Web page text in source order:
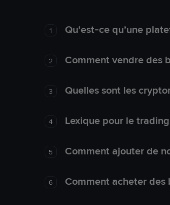
1 Qu’est-ce qu’une
2 Comment vendre des
3 Quelles sont les
4 Lexique pour le
5 Comment ajouter de
6 Comment acheter des